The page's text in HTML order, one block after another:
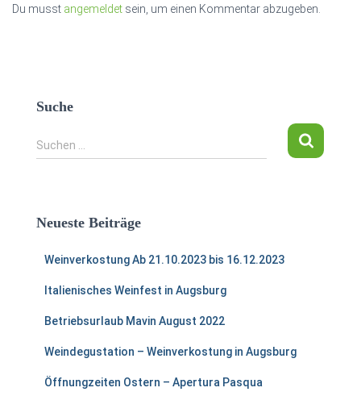
Du musst angemeldet sein, um einen Kommentar abzugeben.
Suche
S
u
n
Suchen …
Neueste Beiträge
Weinverkostung Ab 21.10.2023 bis 16.12.2023
Italienisches Weinfest in Augsburg
Betriebsurlaub Mavin August 2022
Weindegustation – Weinverkostung in Augsburg
Öffnungzeiten Ostern – Apertura Pasqua